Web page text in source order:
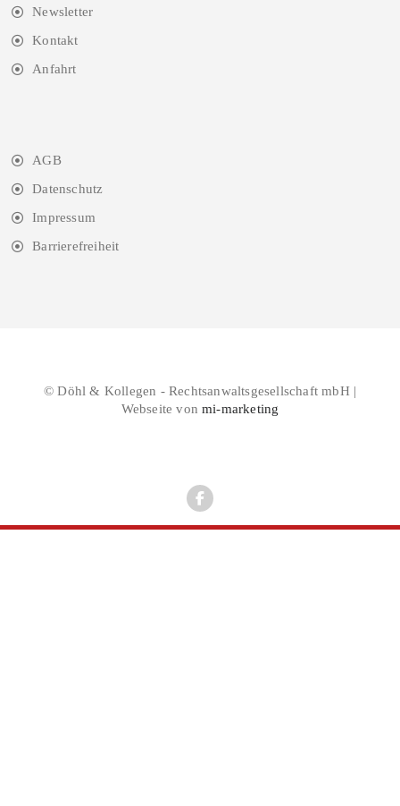
Newsletter
Kontakt
Anfahrt
AGB
Datenschutz
Impressum
Barrierefreiheit
© Döhl & Kollegen - Rechtsanwaltsgesellschaft mbH |
Webseite vonmi-marketing